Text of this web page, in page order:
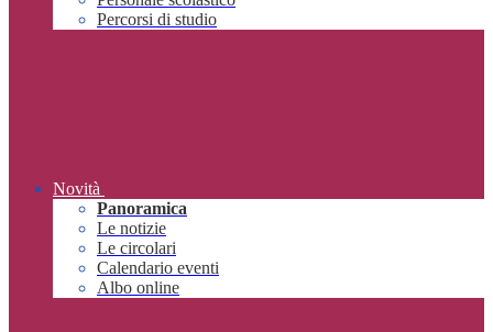
Percorsi di studio
Novità
Panoramica
Le notizie
Le circolari
Calendario eventi
Albo online